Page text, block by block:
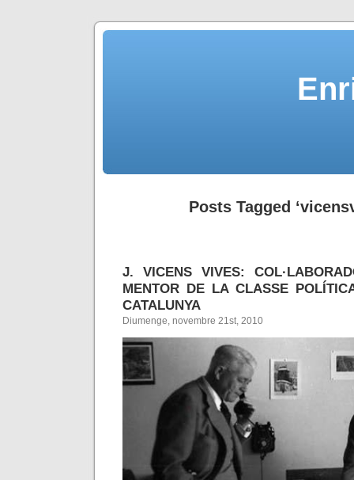
Posts Tagged
J. VICENS VIVES:
MENTOR DE LA CLASSE
CATALUNYA
Diumenge, novembre 21st, 2010